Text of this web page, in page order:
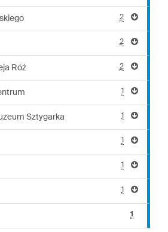
2
2
Róż 2
1
Sztygarka 1
1
1
1
1